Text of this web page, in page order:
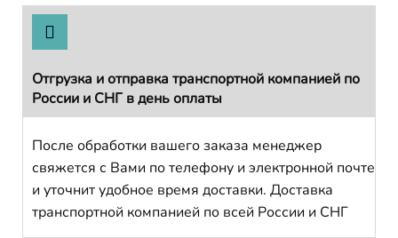
Отгрузка и отправка транспортной компанией по
России и СНГ в день оплаты
После обработки вашего заказа менеджер
свяжется с Вами по телефону и электронной почте
и уточнит удобное время доставки. Доставка
транспортной компанией по всей России и СНГ